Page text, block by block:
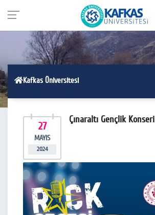
Kafkas Üniversitesi
27
MAYIS
2024
Çınaraltı Gençlik Konseri